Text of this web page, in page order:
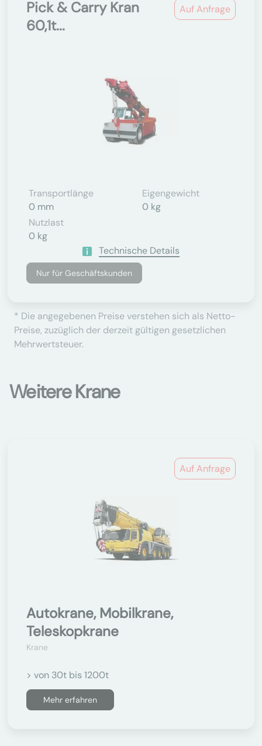
Auf Anfrage
Pick & Carry Kran
60,1t...
Transportlänge
0 mm
Eigengewicht
0 kg
Nutzlast
0 kg
Technische Details
Nur für Geschäftskunden
* Die angegebenen Preise verstehen sich als Netto-
Preise, zuzüglich der derzeit gültigen gesetzlichen
Mehrwertsteuer.
Weitere Krane
Auf Anfrage
Autokrane, Mobilkrane,
Teleskopkrane
Krane
> von 30t bis 1200t
Mehr erfahren